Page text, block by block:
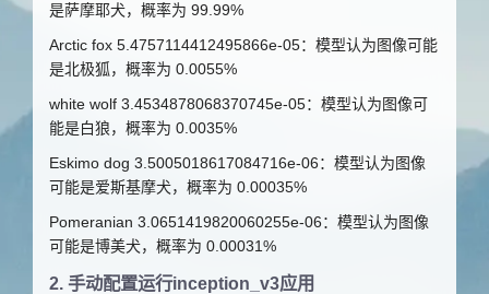
是萨摩耶犬，概率为 99.99%
Arctic fox 5.4757114412495866e-05：模型认为图像可能
是北极狐，概率为 0.0055%
white wolf 3.4534878068370745e-05：模型认为图像可
能是白狼，概率为 0.0035%
Eskimo dog 3.5005018617084716e-06：模型认为图像
可能是爱斯基摩犬，概率为 0.00035%
Pomeranian 3.0651419820060255e-06：模型认为图像
可能是博美犬，概率为 0.00031%
2. 手动配置运行inception_v3应用